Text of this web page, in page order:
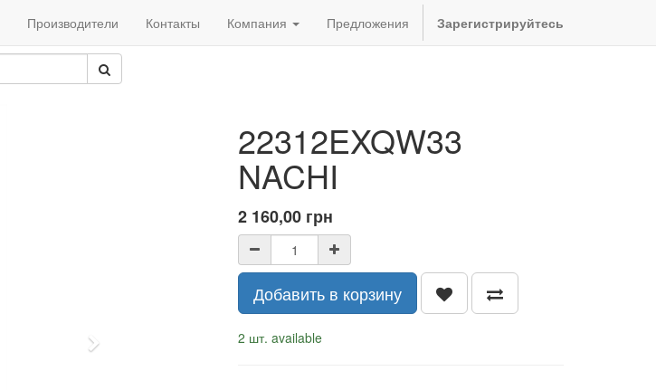
Производители Контакты Компания Предложения Зарегистрируйтесь
Next
22312EXQW33
NACHI
2 160,00 грн
Добавить в корзину
2 шт. available